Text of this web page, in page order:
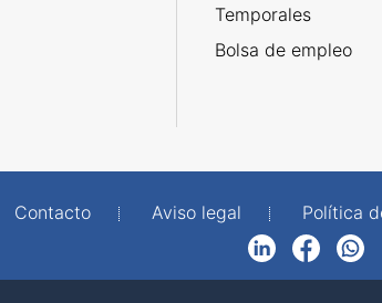
Temporales
Bolsa de empleo
Contacto Aviso legal Política
FacebookWhatsApp